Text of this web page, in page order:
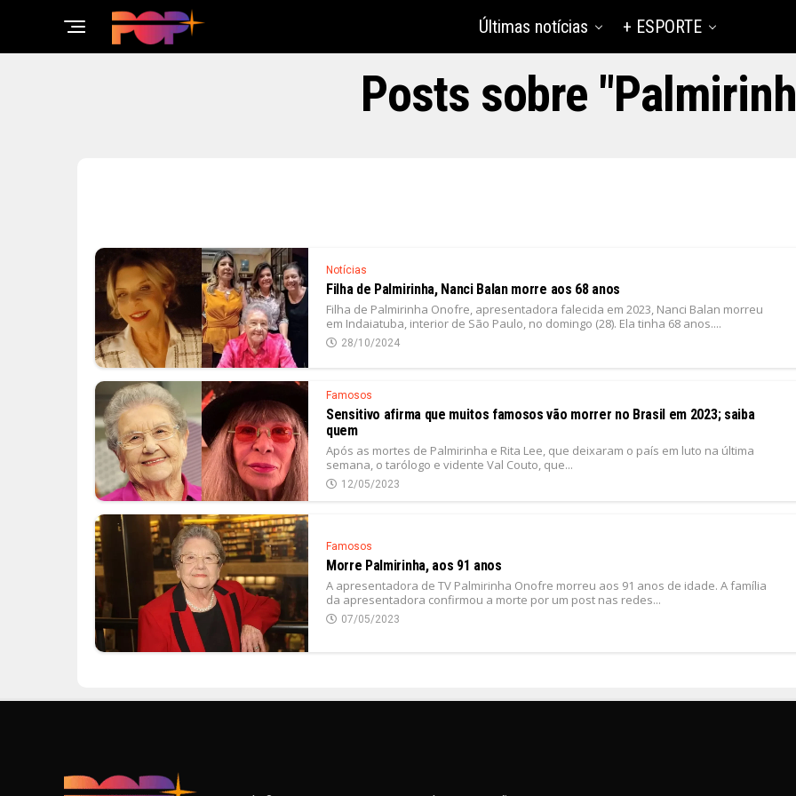
Últimas notícias + ESPORTE
Posts sobre
Notícias
Filha de Palmirinha, Nanci Balan morre aos 68 anos
Filha de Palmirinha Onofre, apresentadora falecida em 2023, Nanci Balan morreu
em Indaiatuba, interior de São Paulo, no domingo (28). Ela tinha 68 anos....
28/10/2024
Famosos
Sensitivo afirma que muitos famosos vão morrer no Brasil em 2023; saiba
quem
Após as mortes de Palmirinha e Rita Lee, que deixaram o país em luto na última
semana, o tarólogo e vidente Val Couto, que...
12/05/2023
Famosos
Morre Palmirinha, aos 91 anos
A apresentadora de TV Palmirinha Onofre morreu aos 91 anos de idade. A família
da apresentadora confirmou a morte por um post nas redes...
07/05/2023